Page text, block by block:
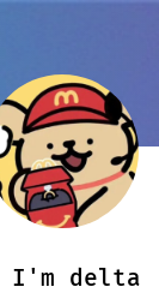
I'm delta